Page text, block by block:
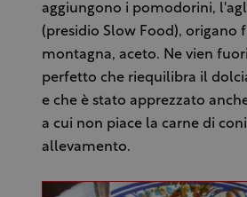
aggiungono i pomodorini,
(presidio Slow Food), origano
montagna, aceto. Ne vien
perfetto che riequilibra il
e che è stato apprezzato
a cui non piace la carne di
allevamento.